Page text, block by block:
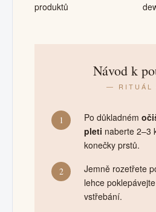
produktů
Návod k
— RITUÁL
1 Po důkladném
pleti naberte 2–3
konečky prstů.
2
Jemně rozetřete
lehce
vstřebání.